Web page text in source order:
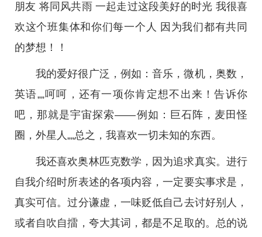
朋友 将同风共雨 一起走过这段美好的时光 我很喜
欢这个班集体和你们每一个人 因为我们都有共同
的梦想！！
我的爱好很广泛，例如：音乐，微机，奥数，
英语„„呵呵，还有一项你肯定想不出来！告诉你
吧，那就是宇宙探索——例如：巨石阵，麦田怪
圈，外星人„„总之，我喜欢一切未知的东西。
我还喜欢奥林匹克数学，因为追求真实。进行
自我介绍时所表述的各项内容，一定要实事求是，
真实可信。过分谦虚，一味贬低自己去讨好别人，
或者自吹自擂，夸大其词，都是不足取的。总的说